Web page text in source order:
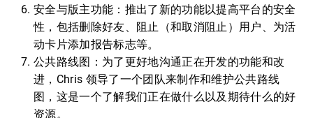
安全与版主功能：推出了新的功能以提高平台的安全
性，包括删除好友、阻止（和取消阻止）用户、为活
动卡片添加报告标志等。
公共路线图：为了更好地沟通正在开发的功能和改
进，Chris 领导了一个团队来制作和维护公共路线
图，这是一个了解我们正在做什么以及期待什么的好
资源。